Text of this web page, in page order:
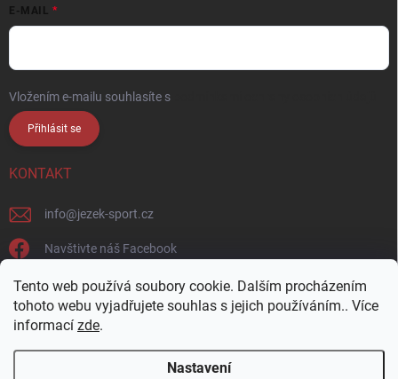
Tento web používá soubory cookie. Dalším procházením
tohoto webu vyjadřujete souhlas s jejich používáním.. Více
informací zde.
Nastavení
E-MAIL
Vložením e-mailu souhlasíte s
Přihlásit se
KONTAKT
info@jezek-sport.cz
Navštivte náš Facebook
jezek_sport_np/